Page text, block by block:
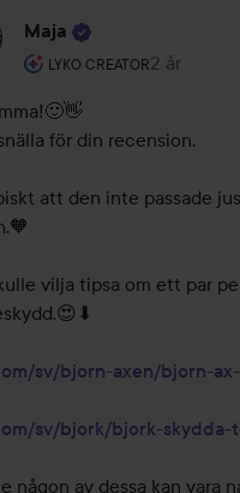
Maja
LYKO CREATOR
Användarens roll: Lyko
2 år
för din recension.
att den inte passade
vilja tipsa om ett par
sv/bjorn-axen/bjorn-
sv/bjork/bjork-
någon av dessa kan vara